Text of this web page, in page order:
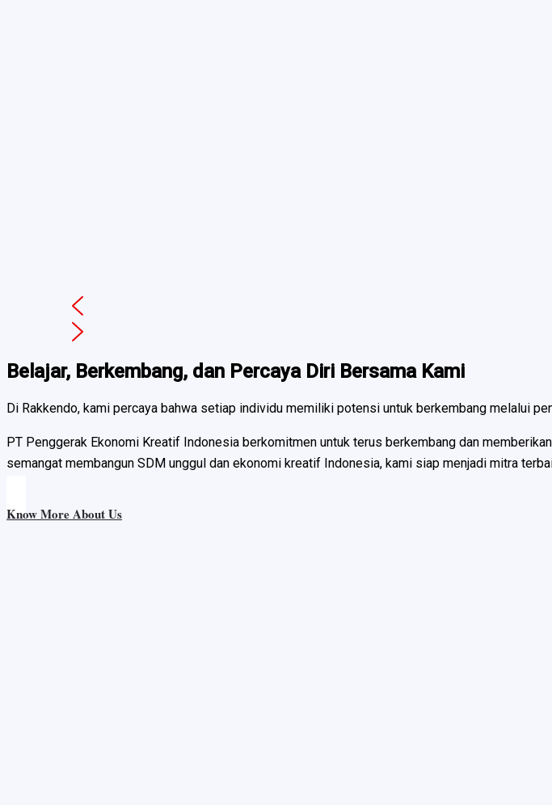
Belajar, Berkembang, dan Percaya Diri Bersama Kami
Di Rakkendo, kami percaya bahwa setiap individu memiliki potensi untuk berkembang melalui
PT Penggerak Ekonomi Kreatif Indonesia berkomitmen untuk terus berkembang dan
semangat membangun SDM unggul dan ekonomi kreatif Indonesia, kami siap menjadi mitra
Know More About Us